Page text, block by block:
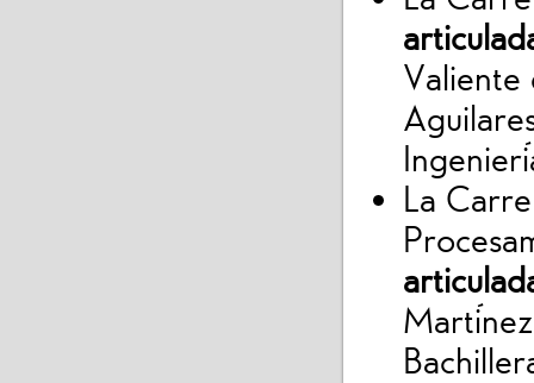
Valiente
La